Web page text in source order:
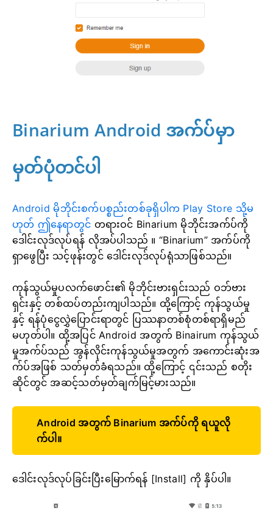
Binarium Android အက်ပ်မှာ
မှတ်ပုံတင်ပါ
Android မိုဘိုင်းစက်ပစ္စည်းတစ်ခုရှိပါက Play Store သို့မ
ဟုတ် ဤနေရာတွင် တရားဝင် Binarium မိုဘိုင်းအက်ပ်ကို
ဒေါင်းလုဒ်လုပ်ရန် လိုအပ်ပါသည် ။ “Binarium” အက်ပ်ကို
ရှာဖွေပြီး သင့်ဖုန်းတွင် ဒေါင်းလုဒ်လုပ်ရုံသာဖြစ်သည်။
ကုန်သွယ်မှုပလက်ဖောင်း၏ မိုဘိုင်းဗားရှင်းသည် ဝဘ်ဗား
ရှင်းနှင့် တစ်ထပ်တည်းကျပါသည်။ ထို့ကြောင့် ကုန်သွယ်မှု
နှင့် ရန်ပုံငွေလွှဲပြောင်းရာတွင် ပြဿနာတစ်စုံတစ်ရာရှိမည်
မဟုတ်ပါ။ ထို့အပြင် Android အတွက် Binairum ကုန်သွယ်
မှုအက်ပ်သည် အွန်လိုင်းကုန်သွယ်မှုအတွက် အကောင်းဆုံးအ
က်ပ်အဖြစ် သတ်မှတ်ခံရသည်။ ထို့ကြောင့် ၎င်းသည် စတိုး
ဆိုင်တွင် အဆင့်သတ်မှတ်ချက်မြင့်မားသည်။
Android အတွက် Binarium အက်ပ်ကို ရယူလို
က်ပါ။
ဒေါင်းလုဒ်လုပ်ခြင်းပြီးမြောက်ရန် [Install] ကို နှိပ်ပါ။